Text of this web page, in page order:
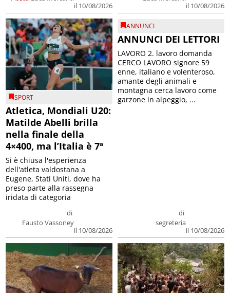
il 10/08/2026
il 10/08/2026
SPORT
Atletica, Mondiali U20:
Matilde Abelli brilla
nella finale della
4×400, ma l’Italia è 7ª
di
Fausto Vassoney
il 10/08/2026
Si è chiusa l'esperienza
dell'atleta valdostana a
Eugene, Stati Uniti, dove ha
preso parte alla rassegna
iridata di categoria
ANNUNCI
ANNUNCI DEI LETTORI
di
segreteria
il 10/08/2026
LAVORO 2. lavoro domanda
CERCO LAVORO signore 59
enne, italiano e volenteroso,
amante degli animali e
montagna cerca lavoro come
garzone in alpeggio, ...